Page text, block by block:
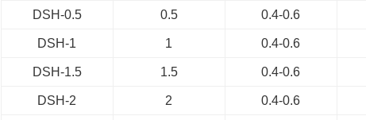
DSH-0.5 0.5 0.4-0.6
DSH-1 1 0.4-0.6
DSH-1.5 1.5 0.4-0.6
DSH-2 2 0.4-0.6